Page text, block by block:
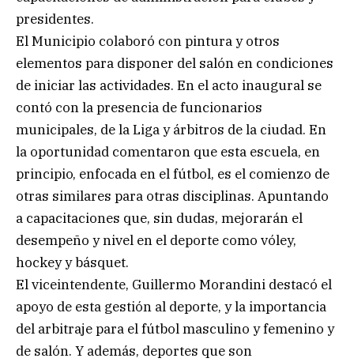
presidentes.
El Municipio colaboró con pintura y otros
elementos para disponer del salón en condiciones
de iniciar las actividades. En el acto inaugural se
contó con la presencia de funcionarios
municipales, de la Liga y árbitros de la ciudad. En
la oportunidad comentaron que esta escuela, en
principio, enfocada en el fútbol, es el comienzo de
otras similares para otras disciplinas. Apuntando
a capacitaciones que, sin dudas, mejorarán el
desempeño y nivel en el deporte como vóley,
hockey y básquet.
El viceintendente, Guillermo Morandini destacó el
apoyo de esta gestión al deporte, y la importancia
del arbitraje para el fútbol masculino y femenino y
de salón. Y además, deportes que son